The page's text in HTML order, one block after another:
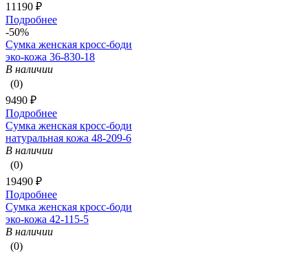
11190 ₽
Подробнее
-50%
Сумка женская кросс-боди
эко-кожа 36-830-18
В наличии
(0)
9490 ₽
Подробнее
Сумка женская кросс-боди
натуральная кожа 48-209-6
В наличии
(0)
19490 ₽
Подробнее
Сумка женская кросс-боди
эко-кожа 42-115-5
В наличии
(0)